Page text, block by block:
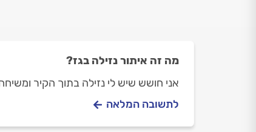
מה זה איתור נזילה בגז?
אני חושש שיש לי נזילה בתוך הקיר
לתשובה המלאה